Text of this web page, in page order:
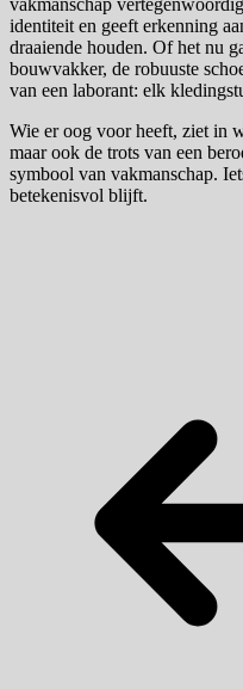
identiteit en geeft erkenning
draaiende houden. Of het nu
bouwvakker, de robuuste
van een laborant: elk
Wie er oog voor heeft, ziet in
maar ook de trots van een
symbool van vakmanschap.
betekenisvol blijft.